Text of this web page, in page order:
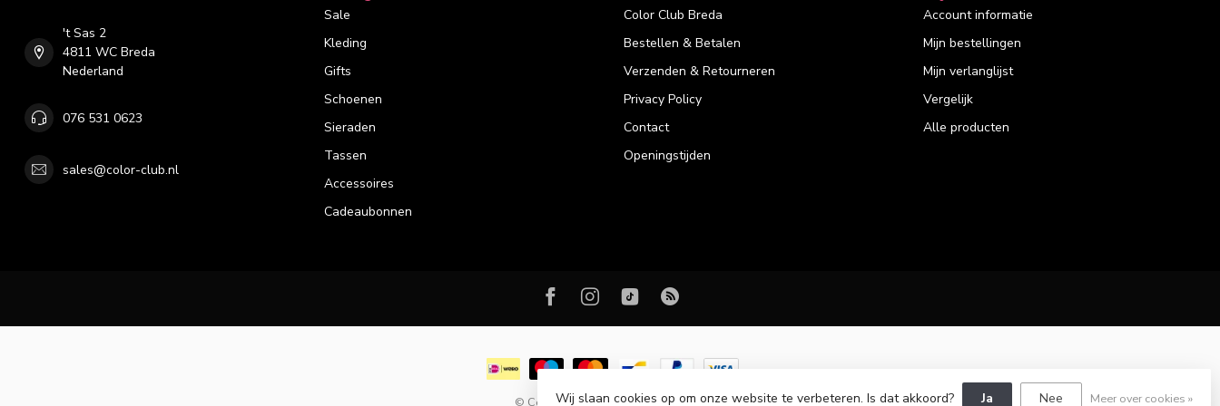
't Sas 2
4811 WC Breda
Nederland
076 531 0623
sales@color-club.nl
Sale
Kleding
Gifts
Schoenen
Sieraden
Tassen
Accessoires
Cadeaubonnen
Color Club Breda
Bestellen & Betalen
Verzenden & Retourneren
Privacy Policy
Contact
Openingstijden
Account informatie
Mijn bestellingen
Mijn verlanglijst
Vergelijk
Alle producten
© Copyright 2026 Color Club Breda
Wij slaan cookies op om onze website te verbeteren. Is dat akkoord? Ja Nee Meer over cookies »